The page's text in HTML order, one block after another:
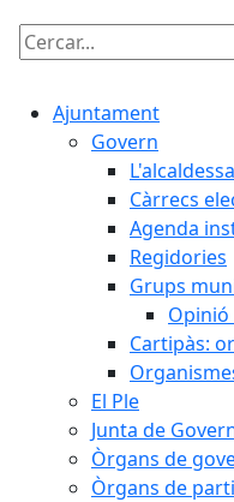
Cercar:
Ajuntament
Govern
L'alcaldessa
Càrrecs
Agenda
Regidories
Grups
Cartipàs:
El Ple
Junta de
Òrgans de
Òrgans de